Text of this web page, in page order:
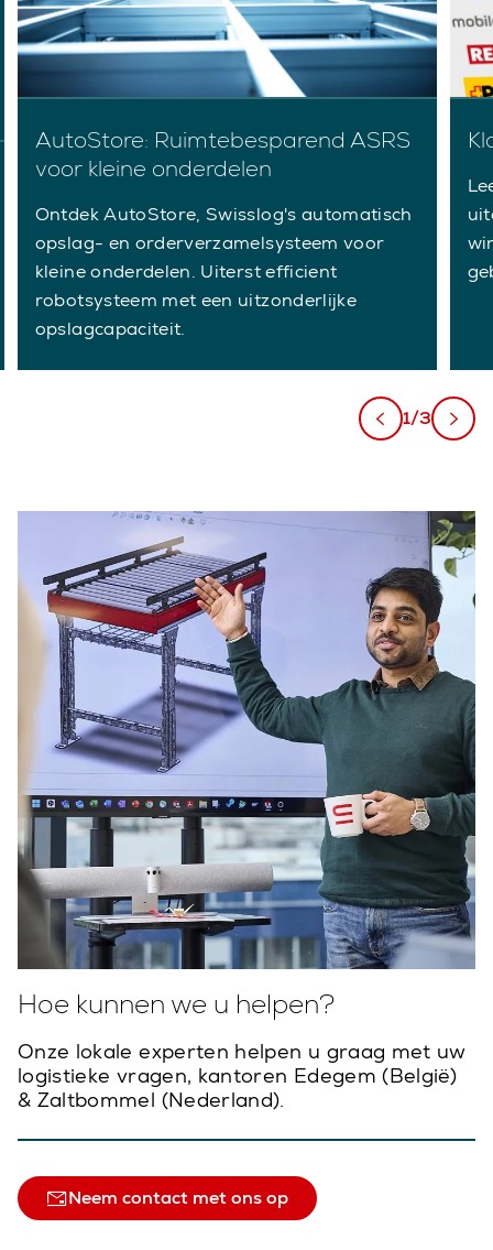
AutoStore: Ruimtebesparend ASRS
voor kleine onderdelen
Ontdek AutoStore, Swisslog's automatisch
opslag- en orderverzamelsysteem voor
kleine onderdelen. Uiterst efficient
robotsysteem met een uitzonderlijke
opslagcapaciteit.
1/3
Hoe kunnen we u helpen?
Onze lokale experten helpen u graag met uw
logistieke vragen, kantoren Edegem (België)
& Zaltbommel (Nederland).
Neem contact met ons op